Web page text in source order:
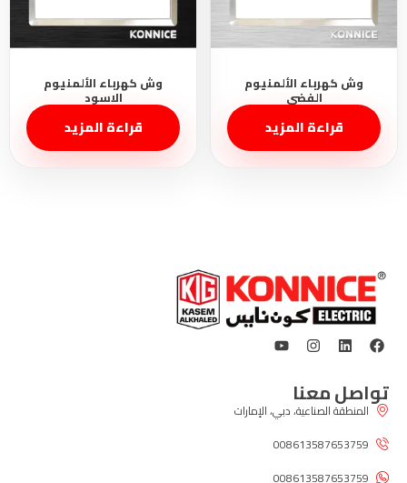
قراءة المزيد قراءة المزيد
تواصل معنا
المنطقة الصناعية، دبي، الإمارات
008613587653759
008613587653759